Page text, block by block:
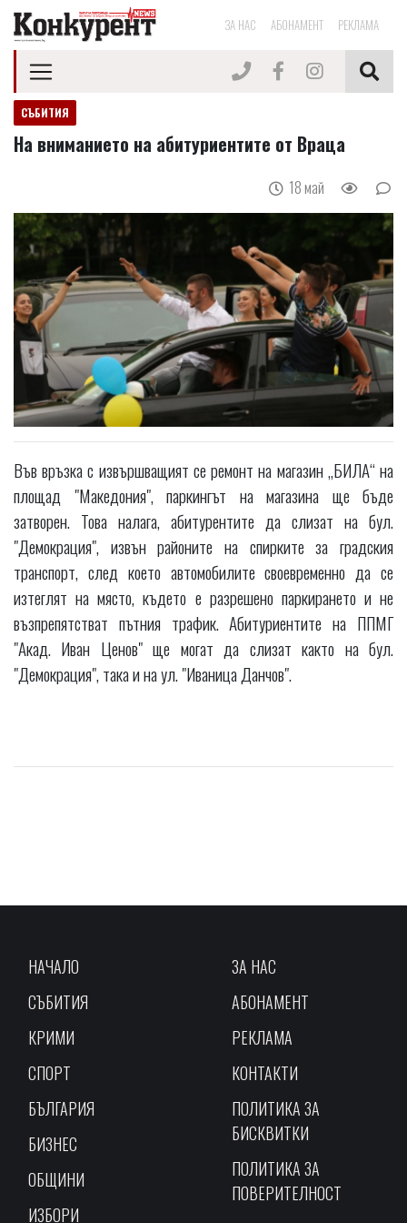
ЗА НАС АБОНАМЕНТ РЕКЛАМА
СЪБИТИЯ
На вниманието на абитуриентите от Враца
18 май
Във връзка с извършващият се ремонт на магазин „БИЛА“ на
площад "Македония", паркингът на магазина ще бъде
затворен. Това налага, абитурентите да слизат на бул.
"Демокрация", извън районите на спирките за градския
транспорт, след което автомобилите своевременно да се
изтеглят на място, където е разрешено паркирането и не
възпрепятстват пътния трафик. Абитуриентите на ППМГ
"Акад. Иван Ценов" ще могат да слизат както на бул.
"Демокрация", така и на ул. "Иваница Данчов".
НАЧАЛО
СЪБИТИЯ
КРИМИ
СПОРТ
БЪЛГАРИЯ
БИЗНЕС
ОБЩИНИ
ИЗБОРИ
ЗА НАС
АБОНАМЕНТ
РЕКЛАМА
КОНТАКТИ
ПОЛИТИКА ЗА
БИСКВИТКИ
ПОЛИТИКА ЗА
ПОВЕРИТЕЛНОСТ